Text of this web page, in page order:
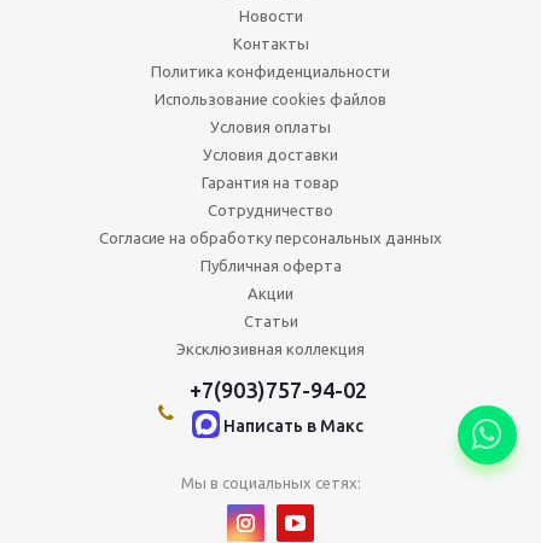
Новости
Контакты
Политика конфиденциальности
Использование cookies файлов
Условия оплаты
Условия доставки
Гарантия на товар
Сотрудничество
Согласие на обработку персональных данных
Публичная оферта
Акции
Статьи
Эксклюзивная коллекция
+7(903)757-94-02
Написать в Maкс
Мы в социальных сетях: